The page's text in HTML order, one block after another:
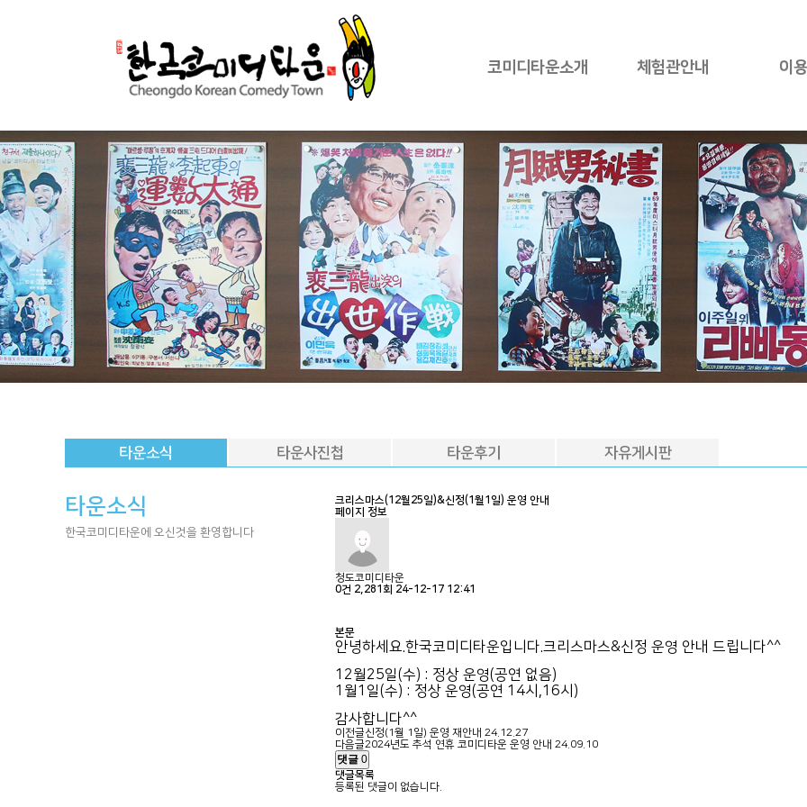
코미디타운소개
인사말
코미디타운소개
CI소개
체험관안내
ZONE1
ZONE2
ZONE3
ZONE4
ZONE5
이
관람
시
단체체
코미디
단체
오
타운소식 타운사진첩 타운후기 자유게시판
타운소식
한국코미디타운에 오신것을 환영합니다
크리스마스(12월25일)&신정(1월1일) 운영 안내
페이지 정보
청도코미디타운
0건 2,281회 24-12-17 12:41
본문
안녕하세요.한국코미디타운입니다.크리스마스&신정 운영 안내 드립니다^^
12월25일(수) : 정상 운영(공연 없음)
1월1일(수) : 정상 운영(공연 14시,16시)
감사합니다^^
이전글신정(1월 1일) 운영 재안내 24.12.27
다음글2024년도 추석 연휴 코미디타운 운영 안내 24.09.10
댓글 0
댓글목록
등록된 댓글이 없습니다.